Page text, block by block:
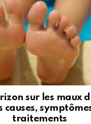
sur les maux
causes,
traitements